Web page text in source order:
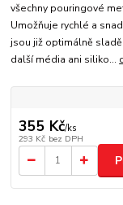
všechny pouringové
Umožňuje rychlé a
jsou již optimálně
další média ani siliko...
355 Kč/ks
293 Kč bez DPH